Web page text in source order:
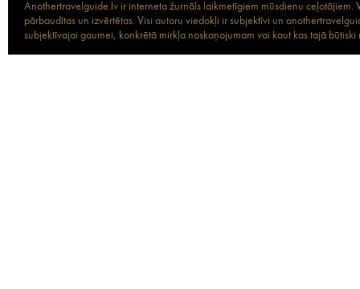
Anothertravelguide.lv ir interneta žurnāls laikmetīgiem mūsdienu
pārbaudītas un izvērtētas. Visi autoru viedokļi ir subjektīvi un
subjektīvajai gaumei, konkrētā mirkļa noskaņojumam vai kaut kas tajā